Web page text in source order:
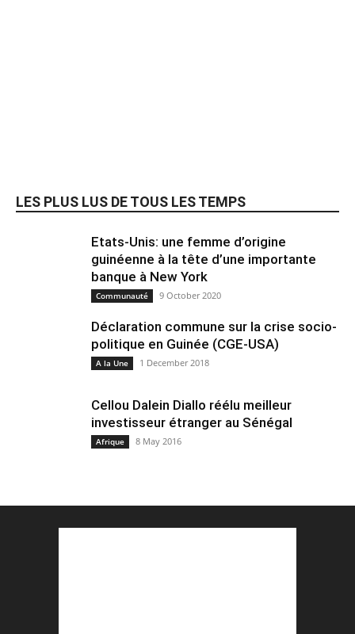
LES PLUS LUS DE TOUS LES TEMPS
Etats-Unis: une femme d’origine
guinéenne à la tête d’une importante
banque à New York
Communauté 9 October 2020
Déclaration commune sur la crise socio-
politique en Guinée (CGE-USA)
A la Une 1 December 2018
Cellou Dalein Diallo réélu meilleur
investisseur étranger au Sénégal
Afrique 8 May 2016